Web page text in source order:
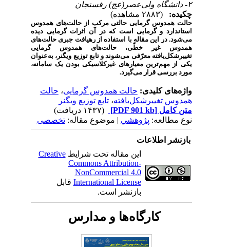
چکیده:
حالت همدوس گرمایی حالتی مرکب از حالت‌های همدوس
استاندارد و گرمایی است که در آن اثرات گرمایی دیده
می‌شود. در این مقاله با استفاده از رهیافت جبری حالت‌های
همدوس غیر خطّی، حالت‌های همدوس گرمایی
تغییرشکل‌یافته معرّفی می‌شوند و تابع توزیع ویگنر، به‌عنوان
یکی از مهم‌ترین معیارهای غیرکلاسیکی بودن یک سامانه،
مورد بررسی قرار می‌گیرد.
واژه‌های کلیدی:حالت همدوس گرمایی،حالت
همدوس تغییرشکل‌یافته،تابع توزیع ویگنر
متن کامل[PDF 901 kb]
نوع مطالعه:پژوهشي| موضوع مقاله:تخصصی
بازنشر اطلاعات
این مقاله تحت شرایطCreative
Commons Attribution-
NonCommercial 4.0
International Licenseقابل
بازنشر است.
کارگاه‌ها و مدارس